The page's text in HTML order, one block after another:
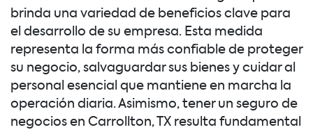
brinda una variedad de beneficios clave para
el desarrollo de su empresa. Esta medida
representa la forma más confiable de proteger
su negocio, salvaguardar sus bienes y cuidar al
personal esencial que mantiene en marcha la
operación diaria. Asimismo, tener un seguro de
negocios en Carrollton, TX resulta fundamental